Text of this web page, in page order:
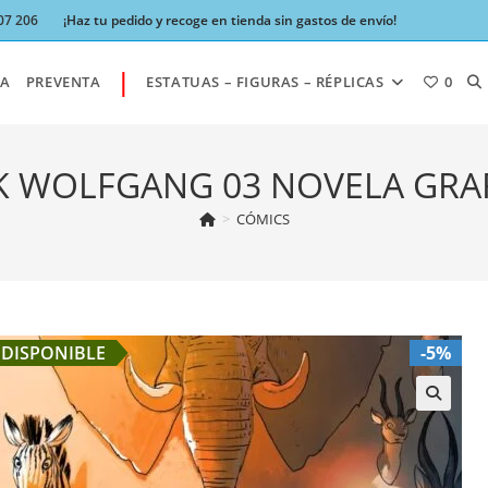
206 ¡Haz tu pedido y recoge en tienda sin gastos de envío!
PREVENTA | ESTATUAS – FIGURAS – RÉPLICAS 0
WOLFGANG 03 NOVELA
> CÓMICS
🔍
DISPONIBLE -5%